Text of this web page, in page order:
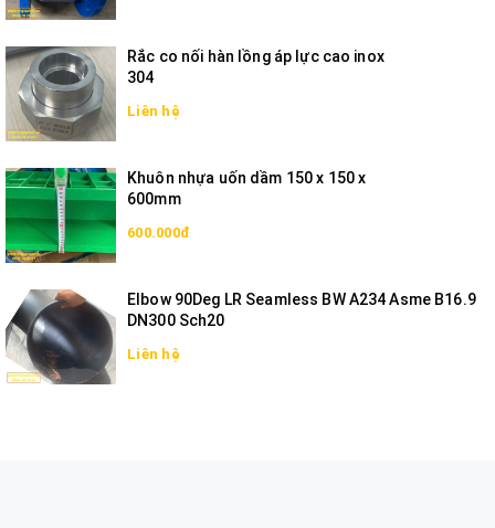
Rắc co nối hàn lồng áp lực cao inox
304
Liên hệ
Khuôn nhựa uốn dầm 150 x 150 x
600mm
600.000đ
Elbow 90Deg LR Seamless BW A234 Asme B16.9
DN300 Sch20
Liên hệ